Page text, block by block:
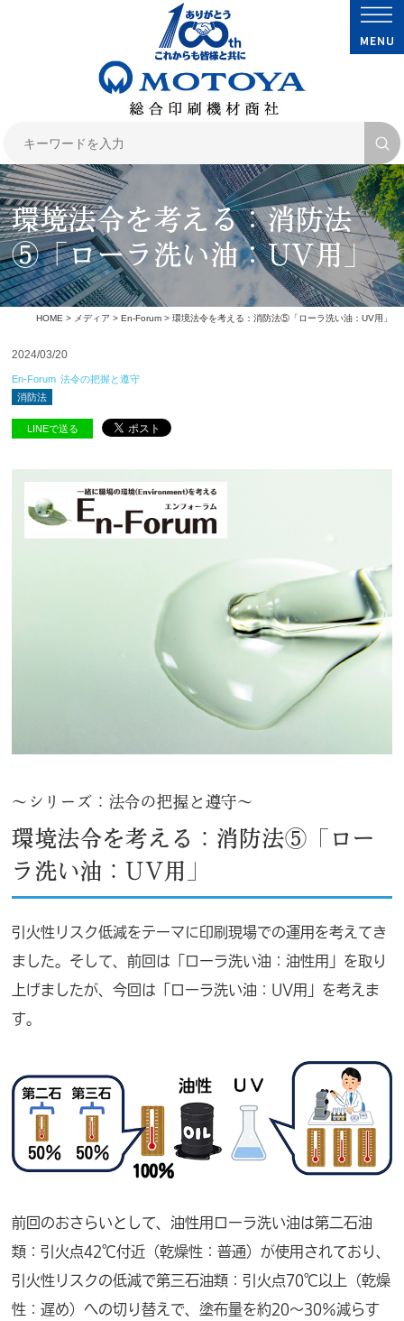
環境法令を考える：消防法
⑤「ローラ洗い油：UV用」
HOME> メディア > En-Forum> 環境法令を考える：消防法⑤「ローラ洗い油：UV用」
2024/03/20
En-Forum 法令の把握と遵守
消防法
LINEで送る
～シリーズ：法令の把握と遵守～
環境法令を考える：消防法⑤「ロー
ラ洗い油：UV用」
引火性リスク低減をテーマに印刷現場での運用を考えてき
ました。そして、前回は「ローラ洗い油：油性用」を取り
上げましたが、今回は「ローラ洗い油：UV用」を考えま
す。
前回のおさらいとして、油性用ローラ洗い油は第二石油
類：引火点42℃付近（乾燥性：普通）が使用されており、
引火性リスクの低減で第三石油類：引火点70℃以上（乾燥
性：遅め）への切り替えで、塗布量を約20～30％減らす